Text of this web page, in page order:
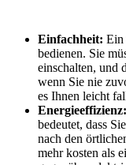
Einfachheit: Ein
bedienen. Sie
einschalten, und
wenn Sie nie
es Ihnen leicht
Energieeffizienz:
bedeutet, dass
nach den
mehr kosten als